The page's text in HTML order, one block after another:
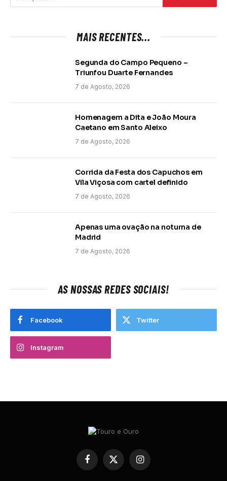
MAIS RECENTES...
Segunda do Campo Pequeno –
Triunfou Duarte Fernandes
7 de Agosto, 2026
Homenagem a Dita e João Moura
Caetano em Santo Aleixo
7 de Agosto, 2026
Corrida da Festa dos Capuchos em
Vila Viçosa com cartel definido
7 de Agosto, 2026
Apenas uma ovação na noturna de
Madrid
7 de Agosto, 2026
AS NOSSAS REDES SOCIAIS!
Facebook Twitter
Instagram
Facebook
X
(Twitter)
Instagram